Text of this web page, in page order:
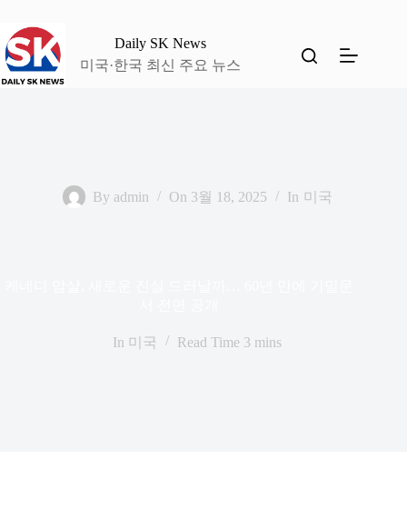
으
로
건
Daily SK News
미국·한국 최신 주요 뉴스
By admin On 3월 18, 2025 In 미국
In 미국 Read Time 3 mins